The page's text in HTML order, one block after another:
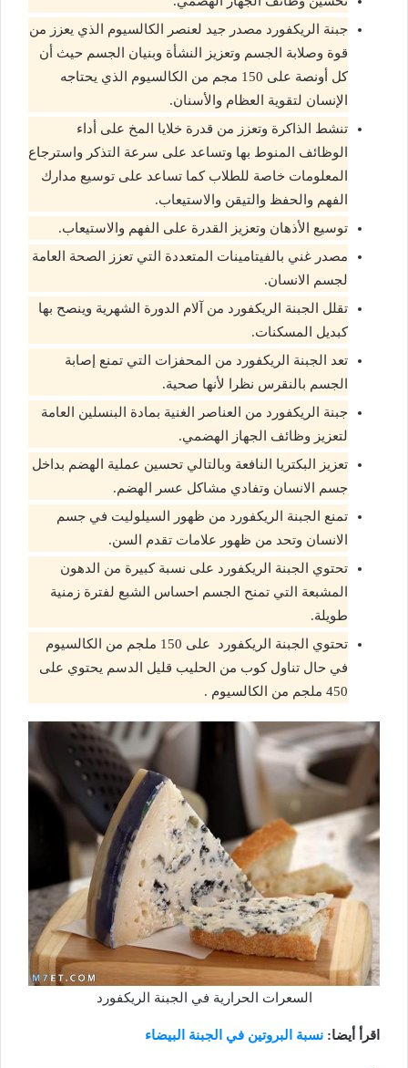
جبنة الريكفورد مصدر جيد لعنصر الكالسيوم الذي يعزز من
قوة وصلابة الجسم وتعزيز النشأة وبنيان الجسم حيث أن
كل أونصة على 150 مجم من الكالسيوم الذي يحتاجه
الإنسان لتقوية العظام والأسنان.
تنشط الذاكرة وتعزز من قدرة خلايا المخ على أداء
الوظائف المنوط بها وتساعد على سرعة التذكر واسترجاع
المعلومات خاصة للطلاب كما تساعد على توسيع مدارك
الفهم والحفظ والتيقن والاستيعاب.
توسيع الأذهان وتعزيز القدرة على الفهم والاستيعاب.
مصدر غني بالفيتامينات المتعددة التي تعزز الصحة العامة
لجسم الانسان.
تقلل الجبنة الريكفورد من آلام الدورة الشهرية وينصح بها
كبديل المسكنات.
تعد الجبنة الريكفورد من المحفزات التي تمنع إصابة
الجسم بالنقرس نظرا لأنها صحية.
جبنة الريكفورد من العناصر الغنية بمادة البنسلين العامة
لتعزيز وظائف الجهاز الهضمي.
تعزيز البكتريا النافعة وبالتالي تحسين عملية الهضم بداخل
جسم الانسان وتفادي مشاكل عسر الهضم.
تمنع الجبنة الريكفورد من ظهور السيلوليت في جسم
الانسان وتحد من ظهور علامات تقدم السن.
تحتوي الجبنة الريكفورد على نسبة كبيرة من الدهون
المشبعة التي تمنح الجسم احساس الشبع لفترة زمنية
طويلة.
تحتوي الجبنة الريكفورد على 150 ملجم من الكالسيوم
في حال تناول كوب من الحليب قليل الدسم يحتوي على
450 ملجم من الكالسيوم .
السعرات الحرارية في الجبنة الريكفورد
اقرأ أيضا: نسبة البروتين في الجبنة البيضاء